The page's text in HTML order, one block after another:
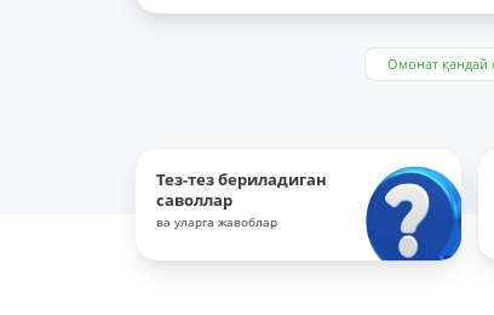
Омонат қандай
Тез-тез бериладиган
саволлар
ва уларга жавоблар